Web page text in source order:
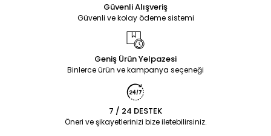
Güvenli Alışveriş
Güvenli ve kolay ödeme sistemi
Geniş Ürün Yelpazesi
Binlerce ürün ve kampanya seçeneği
7 / 24 DESTEK
Öneri ve şikayetlerinizi bize iletebilirsiniz.